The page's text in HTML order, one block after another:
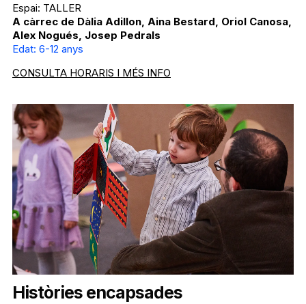
Espai: TALLER
A càrrec de Dàlia Adillon, Aina Bestard, Oriol Canosa,
Alex Nogués, Josep Pedrals
Edat: 6-12 anys
CONSULTA HORARIS I MÉS INFO
Històries encapsades